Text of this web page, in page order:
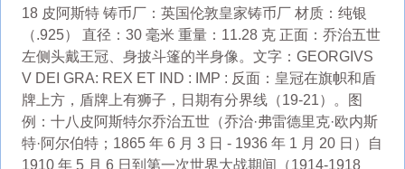
18 皮阿斯特 铸币厂：英国伦敦皇家铸币厂 材质：纯银
（.925） 直径：30 毫米 重量：11.28 克 正面：乔治五世
左侧头戴王冠、身披斗篷的半身像。文字：GEORGIVS
V DEI GRA: REX ET IND : IMP : 反面：皇冠在旗帜和盾
牌上方，盾牌上有狮子，日期有分界线（19-21）。图
例：十八皮阿斯特尔乔治五世（乔治·弗雷德里克·欧内斯
特·阿尔伯特；1865 年 6 月 3 日 - 1936 年 1 月 20 日）自
1910 年 5 月 6 日到第一次世界大战期间（1914-1918